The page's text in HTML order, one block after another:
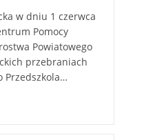
w dniu 1 czerwca
Pomocy
Powiatowego
przebraniach
Przedszkola…